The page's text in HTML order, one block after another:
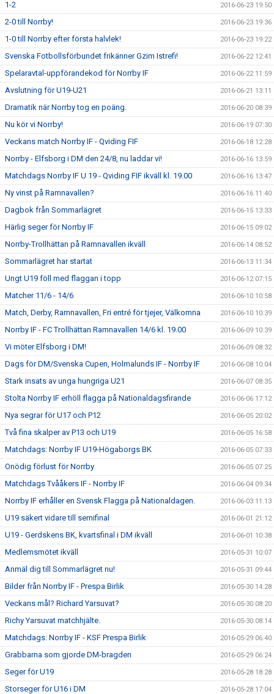
1-2 2016-06-23 19:50
2-0 till Norrby! 2016-06-23 19:36
1-0 till Norrby efter första halvlek! 2016-06-23 19:22
Svenska Fotbollsförbundet frikänner Gzim Istrefi! 2016-06-22 12:41
Spelaravtal-uppförandekod för Norrby IF 2016-06-22 11:59
Avslutning för U19-U21 2016-06-21 13:11
Dramatik när Norrby tog en poäng. 2016-06-20 08:39
Nu kör vi Norrby! 2016-06-19 07:30
Veckans match Norrby IF - Qviding FIF 2016-06-18 12:28
Norrby - Elfsborg i DM den 24/8, nu laddar vi! 2016-06-16 13:59
Matchdags Norrby IF U 19 - Qviding FIF ikväll kl. 19.00 2016-06-16 13:47
Ny vinst på Ramnavallen? 2016-06-16 11:40
Dagbok från Sommarlägret 2016-06-15 13:33
Härlig seger för Norrby IF 2016-06-15 09:02
Norrby-Trollhättan på Ramnavallen ikväll 2016-06-14 08:52
Sommarlägret har startat 2016-06-13 11:34
Ungt U19 föll med flaggan i topp 2016-06-12 07:15
Matcher 11/6 - 14/6 2016-06-10 10:58
Match, Derby, Ramnavallen, Fri entré för tjejer, Välkomna 2016-06-10 10:39
Norrby IF - FC Trollhättan Ramnavallen 14/6 kl. 19.00 2016-06-09 10:39
Vi möter Elfsborg i DM! 2016-06-09 08:32
Dags för DM/Svenska Cupen, Holmalunds IF - Norrby IF 2016-06-08 10:04
Stark insats av unga hungriga U21 2016-06-07 08:35
Stolta Norrby IF erhöll flagga på Nationaldagsfirande 2016-06-06 17:12
Nya segrar för U17 och P12 2016-06-05 20:02
Två fina skalper av P13 och U19 2016-06-05 16:58
Matchdags: Norrby IF U19-Högaborgs BK 2016-06-05 07:33
Onödig förlust för Norrby 2016-06-05 07:25
Matchdags Tvååkers IF - Norrby IF 2016-06-04 09:34
Norrby IF erhåller en Svensk Flagga på Nationaldagen. 2016-06-03 11:13
U19 säkert vidare till semifinal 2016-06-01 21:12
U19 - Gerdskens BK, kvartsfinal i DM ikväll 2016-06-01 10:38
Medlemsmötet ikväll 2016-05-31 10:07
Anmäl dig till Sommarlägret nu! 2016-05-31 09:44
Bilder från Norrby IF - Prespa Birlik 2016-05-30 14:28
Veckans mål? Richard Yarsuvat? 2016-05-30 08:20
Richy Yarsuvat matchhjälte. 2016-05-30 08:14
Matchdags: Norrby IF - KSF Prespa Birlik 2016-05-29 06:40
Grabbarna som gjorde DM-bragden 2016-05-29 06:24
Seger för U19 2016-05-28 18:28
Storseger för U16 i DM 2016-05-28 17:04